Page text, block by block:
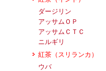
ダージリン
アッサムＯＰ
アッサムＣＴＣ
ニルギリ
紅茶（スリランカ）
ウバ